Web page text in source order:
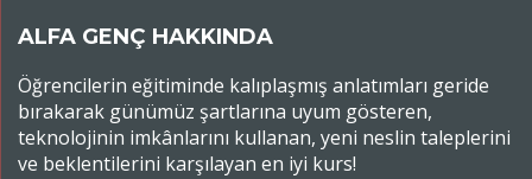
ALFA GENÇ HAKKINDA
Öğrencilerin eğitiminde kalıplaşmış anlatımları geride
bırakarak günümüz şartlarına uyum gösteren,
teknolojinin imkânlarını kullanan, yeni neslin taleplerini
ve beklentilerini karşılayan en iyi kurs!